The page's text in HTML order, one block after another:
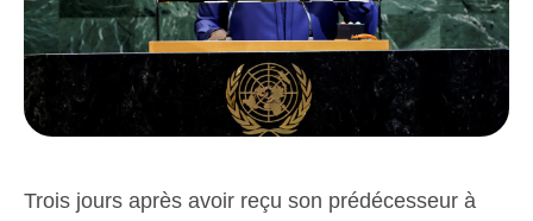
Trois jours après avoir reçu son prédécesseur à